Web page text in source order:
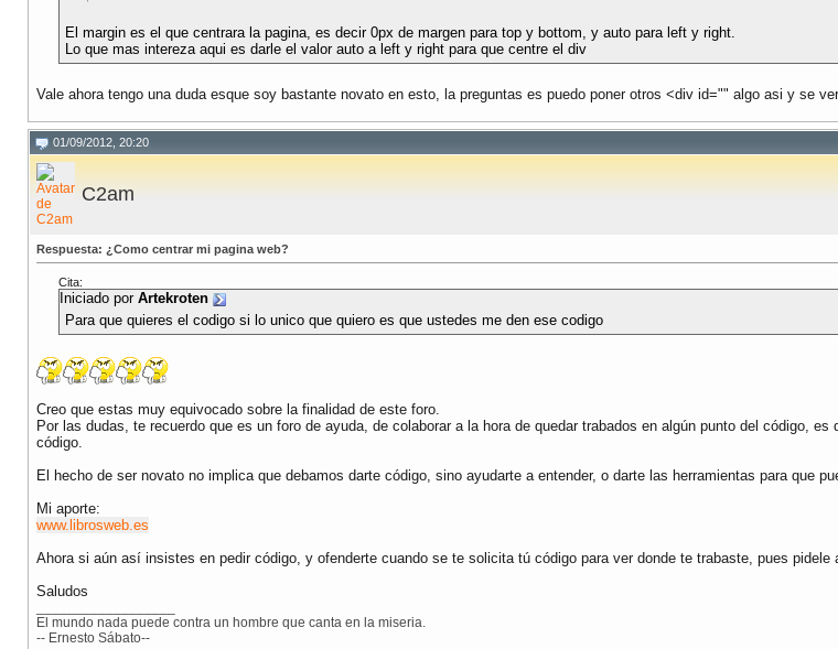
El margin es el que centrara la pagina, es decir 0px de margen para top y bottom, y auto para left y right.
Lo que mas intereza aqui es darle el valor auto a left y right para que centre el div
Vale ahora tengo una duda esque soy bastante novato en esto, la preguntas es puedo poner otros <div id="" algo asi y se
01/09/2012, 20:20
C2am
Respuesta: ¿Como centrar mi pagina web?
Cita:
Iniciado por Artekroten
Para que quieres el codigo si lo unico que quiero es que ustedes me den ese codigo
Creo que estas muy equivocado sobre la finalidad de este foro.
Por las dudas, te recuerdo que es un foro de ayuda, de colaborar a la hora de quedar trabados en algún punto del código,
código.
El hecho de ser novato no implica que debamos darte código, sino ayudarte a entender, o darte las herramientas para que
Mi aporte:
www.librosweb.es
Ahora si aún así insistes en pedir código, y ofenderte cuando se te solicita tú código para ver donde te trabaste, pues pidele
Saludos
El mundo nada puede contra un hombre que canta en la miseria.
-- Ernesto Sábato--